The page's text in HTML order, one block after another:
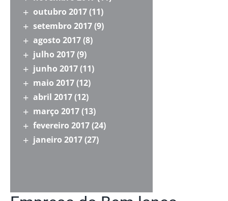
outubro 2017(11)
setembro 2017(9)
agosto 2017(8)
julho 2017(9)
junho 2017(11)
maio 2017(12)
abril 2017(12)
março 2017(13)
fevereiro 2017(24)
janeiro 2017(27)